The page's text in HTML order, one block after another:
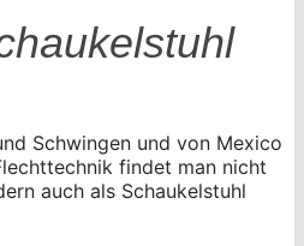
Schwingen und von Mexico
findet man nicht
auch als Schaukelstuhl